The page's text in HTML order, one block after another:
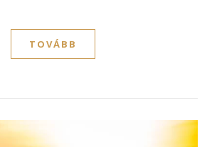
TOVÁBB